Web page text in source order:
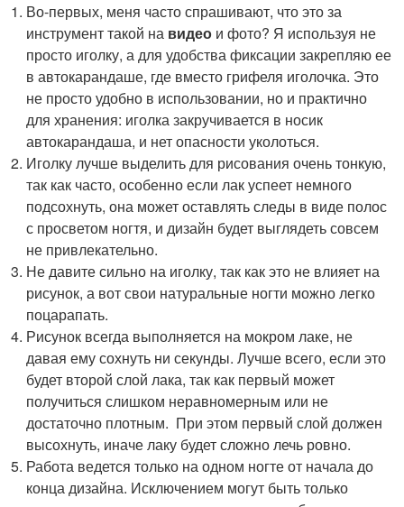
Во-первых, меня часто спрашивают, что это за
инструмент такой на видео и фото? Я используя не
просто иголку, а для удобства фиксации закрепляю ее
в автокарандаше, где вместо грифеля иголочка. Это
не просто удобно в использовании, но и практично
для хранения: иголка закручивается в носик
автокарандаша, и нет опасности уколоться.
Иголку лучше выделить для рисования очень тонкую,
так как часто, особенно если лак успеет немного
подсохнуть, она может оставлять следы в виде полос
с просветом ногтя, и дизайн будет выглядеть совсем
не привлекательно.
Не давите сильно на иголку, так как это не влияет на
рисунок, а вот свои натуральные ногти можно легко
поцарапать.
Рисунок всегда выполняется на мокром лаке, не
давая ему сохнуть ни секунды. Лучше всего, если это
будет второй слой лака, так как первый может
получиться слишком неравномерным или не
достаточно плотным. При этом первый слой должен
высохнуть, иначе лаку будет сложно лечь ровно.
Работа ведется только на одном ногте от начала до
конца дизайна. Исключением могут быть только